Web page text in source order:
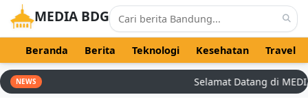
MEDIA BDG
Beranda Berita Teknologi Kesehatan Travel
NEWS Selamat Datang di